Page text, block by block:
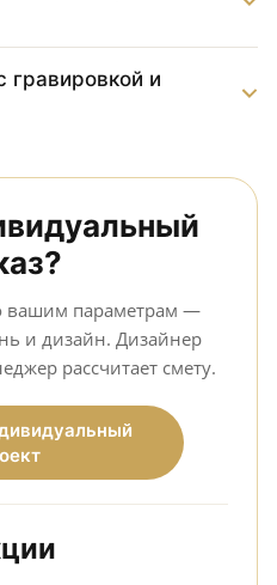
гравировкой и
вашим параметрам —
и дизайн. Дизайнер
рассчитает смету.